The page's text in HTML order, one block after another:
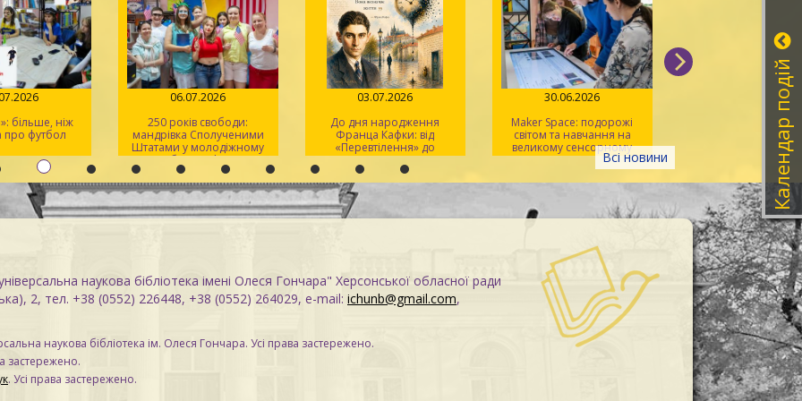
Всі новини
більше, ніж
про футбол
06.07.2026
250 років свободи:
мандрівка Сполученими
Штатами у молодіжному
клубі «Speak Up»
03.07.2026
До дня народження
Франца Кафки: від
«Перевтілення» до
«Процесу»
30.06.2026
Maker Space: подорожі
світом та навчання на
великому сенсорному
екрані
26.06.2026
Слова, які
запам'ятати: зустріч
TalkMasters
наукова бібліотека імені Олеся Гончара" Херсонської обласної ради
2, тел. +38 (0552) 226448, +38 (0552) 264029, e-mail: ichunb@gmail.com,
наукова бібліотека ім. Олеся Гончара. Усі права застережено.
застережено.
. Усі права застережено.
Календар подій